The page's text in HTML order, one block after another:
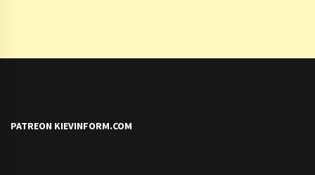
PATREON KIEVINFORM.COM